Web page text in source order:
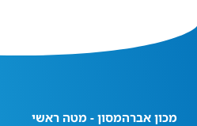
מכון אברהמסון - מטה ראשי